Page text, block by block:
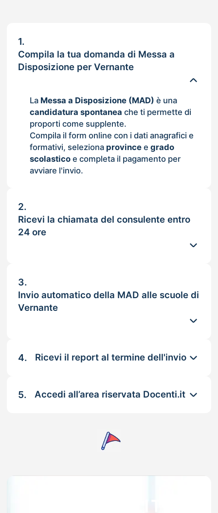
1.
Compila la tua domanda di Messa a
Disposizione per Vernante
La Messa a Disposizione (MAD) è una
candidatura spontanea che ti permette di
proporti come supplente.
Compila il form online con i dati anagrafici e
formativi, seleziona provincee grado
scolasticoe completa il pagamento per
avviare l'invio.
2.
Ricevi la chiamata del consulente entro
24 ore
3.
Invio automatico della MAD alle scuole di
Vernante
4. Ricevi il report al termine dell'invio
5. Accedi all’area riservata Docenti.it